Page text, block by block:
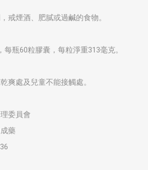
戒煙酒、肥膩或過鹹的食物。
瓶60粒膠囊，每粒淨重313毫克。
爽處及兒童不能接觸處。
委員會
藥